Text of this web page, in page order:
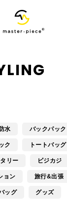
防水 バックパック
ク トートバッグ
リー ビジカジ
ョン 旅行&出張
ッグ グッズ